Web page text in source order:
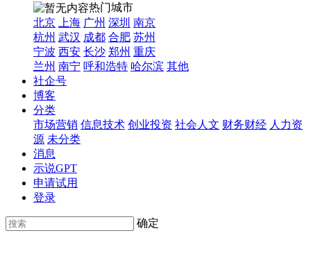
热门城市
北京
上海 广州 深圳 南京
杭州 武汉 成都 合肥 苏州
宁波 西安 长沙 郑州 重庆
兰州 南宁 呼和浩特 哈尔滨 其他
社企号
博客
分类
市场营销 信息技术 创业投资 社会人文 财务财经 人力资
源 未分类
消息
示说GPT
申请试用
登录
确定